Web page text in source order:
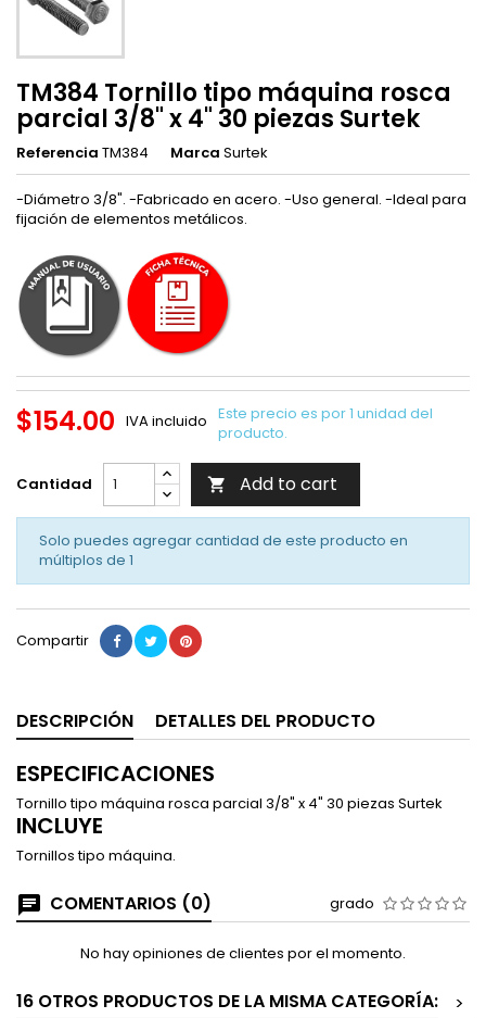
TM384 Tornillo tipo máquina rosca
parcial 3/8" x 4" 30 piezas Surtek
Referencia TM384 Marca Surtek
-Diámetro 3/8". -Fabricado en acero. -Uso general. -Ideal para
fijación de elementos metálicos.
$154.00 IVA incluido Este precio es por 1 unidad del
producto.
Cantidad  Add to cart
Solo puedes agregar cantidad de este producto en
múltiplos de 1
Compartir
DESCRIPCIÓN DETALLES DEL PRODUCTO
ESPECIFICACIONES
Tornillo tipo máquina rosca parcial 3/8" x 4" 30 piezas Surtek
INCLUYE
Tornillos tipo máquina.
COMENTARIOS (0) grado
No hay opiniones de clientes por el momento.
16 OTROS PRODUCTOS DE LA MISMA CATEGORÍA:
>